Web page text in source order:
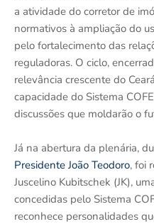
a atividade do corretor de
normativos à ampliação do
pelo fortalecimento das
reguladoras. O ciclo,
relevância crescente do
capacidade do Sistema
discussões que moldarão o
Já na abertura da plenária,
Presidente João Teodoro, foi
Juscelino Kubitschek (JK),
concedidas pelo Sistema
reconhece personalidades